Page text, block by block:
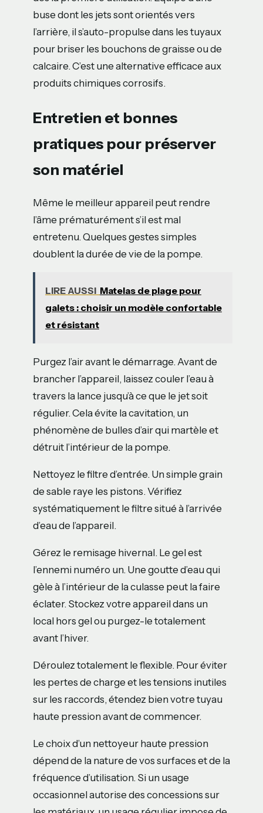
buse dont les jets sont orientés vers
l’arrière, il s’auto-propulse dans les tuyaux
pour briser les bouchons de graisse ou de
calcaire. C’est une alternative efficace aux
produits chimiques corrosifs.
Entretien et bonnes
pratiques pour préserver
son matériel
Même le meilleur appareil peut rendre
l’âme prématurément s’il est mal
entretenu. Quelques gestes simples
doublent la durée de vie de la pompe.
LIRE AUSSI Matelas de plage pour
galets : choisir un modèle confortable
et résistant
Purgez l’air avant le démarrage. Avant de
brancher l’appareil, laissez couler l’eau à
travers la lance jusqu’à ce que le jet soit
régulier. Cela évite la cavitation, un
phénomène de bulles d’air qui martèle et
détruit l’intérieur de la pompe.
Nettoyez le filtre d’entrée. Un simple grain
de sable raye les pistons. Vérifiez
systématiquement le filtre situé à l’arrivée
d’eau de l’appareil.
Gérez le remisage hivernal. Le gel est
l’ennemi numéro un. Une goutte d’eau qui
gèle à l’intérieur de la culasse peut la faire
éclater. Stockez votre appareil dans un
local hors gel ou purgez-le totalement
avant l’hiver.
Déroulez totalement le flexible. Pour éviter
les pertes de charge et les tensions inutiles
sur les raccords, étendez bien votre tuyau
haute pression avant de commencer.
Le choix d’un nettoyeur haute pression
dépend de la nature de vos surfaces et de la
fréquence d’utilisation. Si un usage
occasionnel autorise des concessions sur